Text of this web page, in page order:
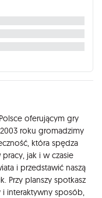
oferującym gry
roku gromadzimy
która spędza
jak i w czasie
i przedstawić naszą
Przy planszy spotkasz
i interaktywny sposób,